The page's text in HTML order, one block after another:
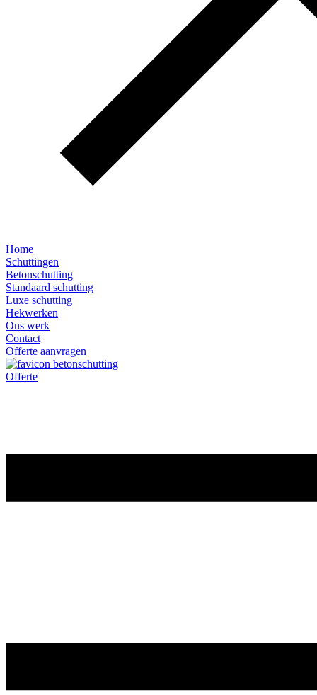
Home
Schuttingen
Betonschutting
Standaard schutting
Luxe schutting
Hekwerken
Ons werk
Contact
Offerte aanvragen
Offerte